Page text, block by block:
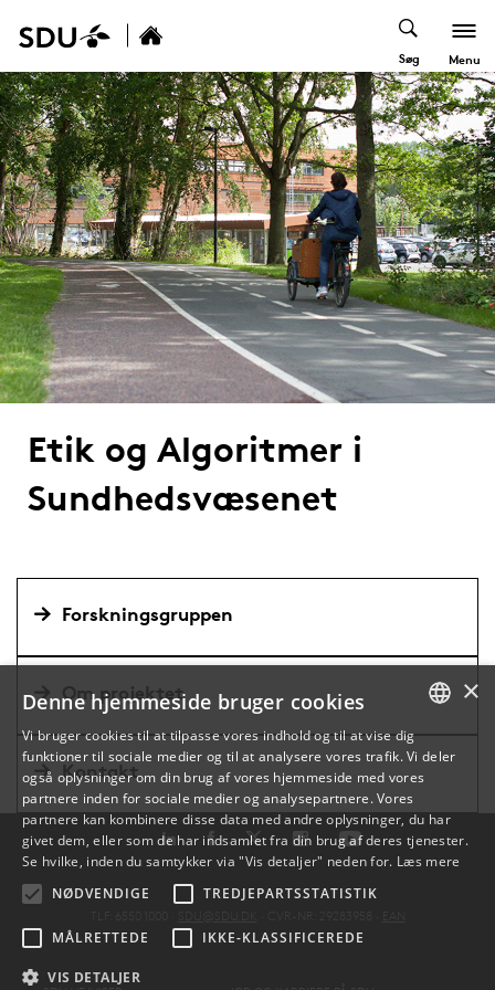
Søg Menu
Etik og Algoritmer i
Sundhedsvæsenet
Forskningsgruppen
Om projektet
Kontakt
DANISH
DANISH
×
Denne hjemmeside bruger cookies
Vi bruger cookies til at tilpasse vores indhold og til at vise dig
funktioner til sociale medier og til at analysere vores trafik. Vi deler
også oplysninger om din brug af vores hjemmeside med vores
partnere inden for sociale medier og analysepartnere. Vores
partnere kan kombinere disse data med andre oplysninger, du har
givet dem, eller som de har indsamlet fra din brug af deres tjenester.
Se hvilke, inden du samtykker via "Vis detaljer" neden for. Læs mere
NØDVENDIGE
TREDJEPARTSSTATISTIK
MÅLRETTEDE IKKE-KLASSIFICEREDE
VIS DETALJER